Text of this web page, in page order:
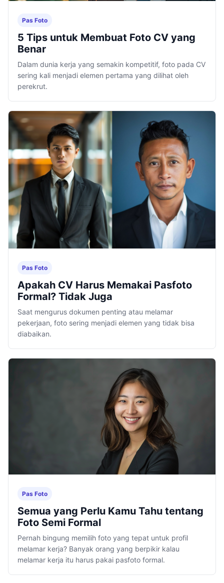
Pas Foto
5 Tips untuk Membuat Foto CV yang
Benar
Dalam dunia kerja yang semakin kompetitif, foto pada CV
sering kali menjadi elemen pertama yang dilihat oleh
perekrut.
Pas Foto
Apakah CV Harus Memakai Pasfoto
Formal? Tidak Juga
Saat mengurus dokumen penting atau melamar
pekerjaan, foto sering menjadi elemen yang tidak bisa
diabaikan.
Pas Foto
Semua yang Perlu Kamu Tahu tentang
Foto Semi Formal
Pernah bingung memilih foto yang tepat untuk profil
melamar kerja? Banyak orang yang berpikir kalau
melamar kerja itu harus pakai pasfoto formal.